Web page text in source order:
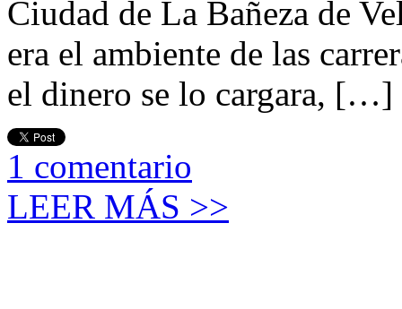
Ciudad de La Bañeza de
era el ambiente de las
el dinero se lo cargara, […]
1 comentario
LEER MÁS >>